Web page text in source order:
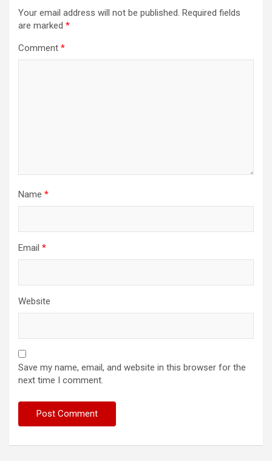
Your email address will not be published. Required fields
are marked *
Comment *
Name *
Email *
Website
Save my name, email, and website in this browser for the
next time I comment.